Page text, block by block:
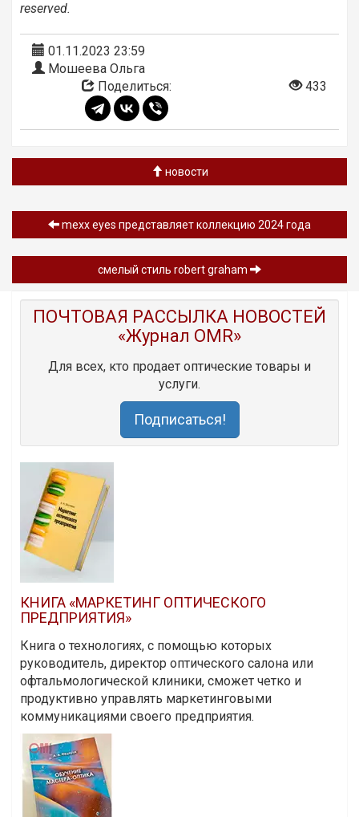
reserved.
01.11.2023 23:59
Мошеева Ольга
Поделиться:
433
новости
mexx eyes представляет коллекцию 2024 года
смелый стиль robert graham
ПОЧТОВАЯ РАССЫЛКА НОВОСТЕЙ
«Журнал OMR»
Для всех, кто продает оптические товары и
услуги.
Подписаться!
КНИГА «МАРКЕТИНГ ОПТИЧЕСКОГО
ПРЕДПРИЯТИЯ»
Книга о технологиях, с помощью которых
руководитель, директор оптического салона или
офтальмологической клиники, сможет четко и
продуктивно управлять маркетинговыми
коммуникациями своего предприятия.